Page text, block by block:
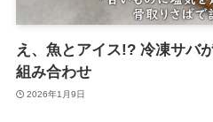
え、魚とアイス!? 冷凍サバ
組み合わせ
2026年1月9日